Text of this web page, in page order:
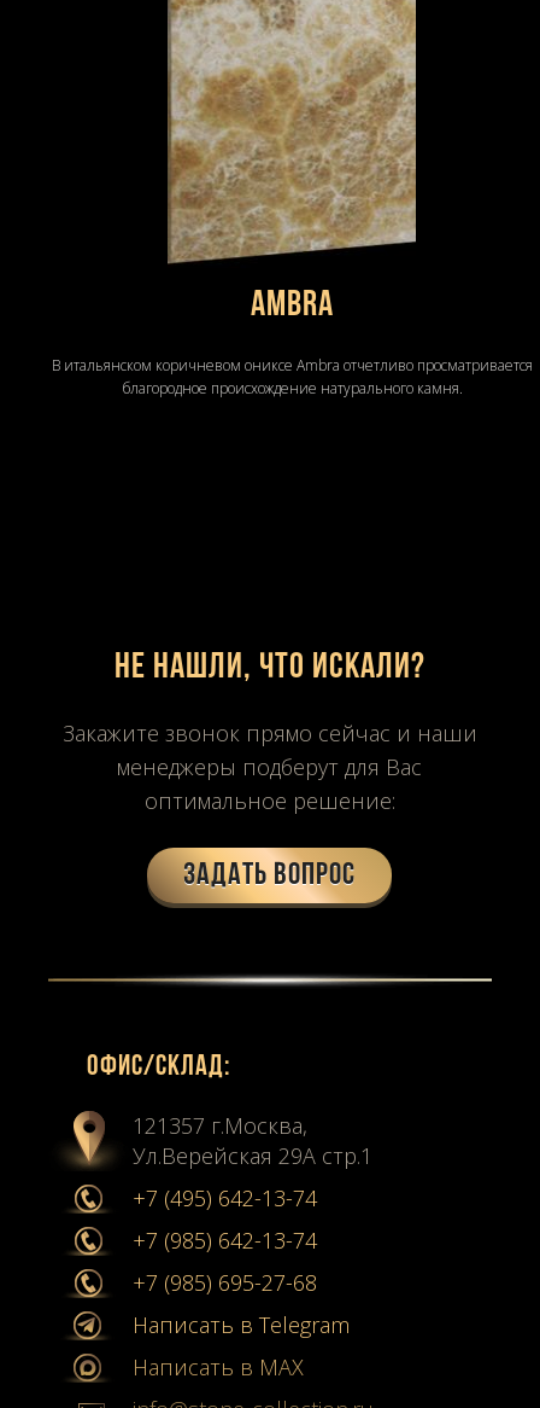
Ambra
В итальянском коричневом ониксе Ambra отчетливо просматривается
благородное происхождение натурального камня.
Не нашли, что искали?
Закажите звонок прямо сейчас и наши
менеджеры подберут для Вас
оптимальное решение:
Задать вопрос
Офиc/склад:
121357 г.Москва,
Ул.Верейская 29А стр.1
+7 (495) 642-13-74
+7 (985) 642-13-74
+7 (985) 695-27-68
Написать в Telegram
Написать в MAX